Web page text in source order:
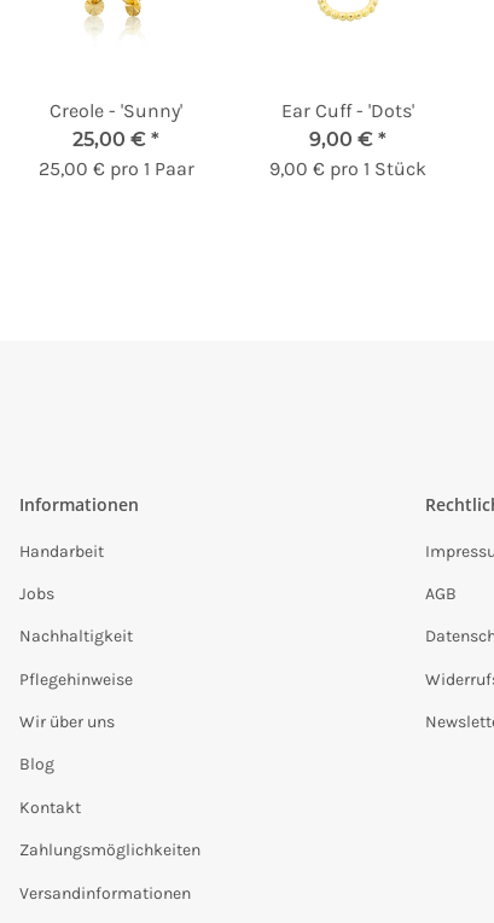
Creole - 'Sunny'
25,00 € *
25,00 € pro 1 Paar
Ear Cuff - 'Dots'
9,00 € *
9,00 € pro 1 Stück
Informationen
Handarbeit
Jobs
Nachhaltigkeit
Pflegehinweise
Wir über uns
Blog
Kontakt
Zahlungsmöglichkeiten
Versandinformationen
AGB